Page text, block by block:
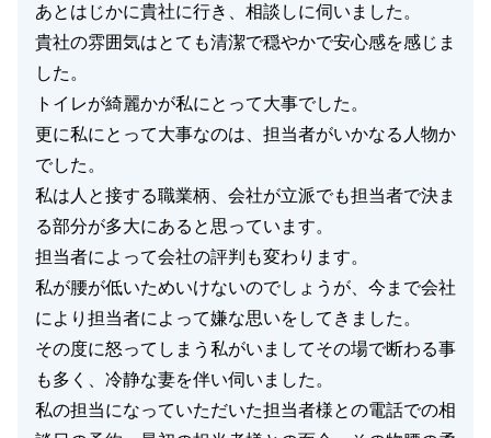
あとはじかに貴社に行き、相談しに伺いました。
貴社の雰囲気はとても清潔で穏やかで安心感を感じま
した。
トイレが綺麗かが私にとって大事でした。
更に私にとって大事なのは、担当者がいかなる人物か
でした。
私は人と接する職業柄、会社が立派でも担当者で決ま
る部分が多大にあると思っています。
担当者によって会社の評判も変わります。
私が腰が低いためいけないのでしょうが、今まで会社
により担当者によって嫌な思いをしてきました。
その度に怒ってしまう私がいましてその場で断わる事
も多く、冷静な妻を伴い伺いました。
私の担当になっていただいた担当者様との電話での相